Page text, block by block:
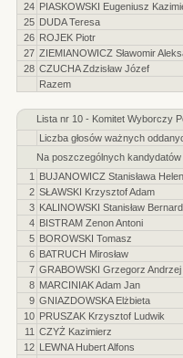
24 PIASKOWSKI Eugeniusz
25 DUDA Teresa
26 ROJEK Piotr
27 ZIEMIANOWICZ Sławomir
28 CZUCHA Zdzisław Józef
Razem
Lista nr 10 - Komitet Wyborczy
Liczba głosów ważnych
Na poszczególnych
1
BUJANOWICZ Stanisława
2 SŁAWSKI Krzysztof Adam
3 KALINOWSKI Stanisław Bernard
4 BISTRAM Zenon Antoni
5 BOROWSKI Tomasz
6 BATRUCH Mirosław
7 GRABOWSKI Grzegorz Andrzej
8 MARCINIAK Adam Jan
9 GNIAZDOWSKA Elżbieta
10 PRUSZAK Krzysztof Ludwik
11 CZYŻ Kazimierz
12 LEWNA Hubert Alfons